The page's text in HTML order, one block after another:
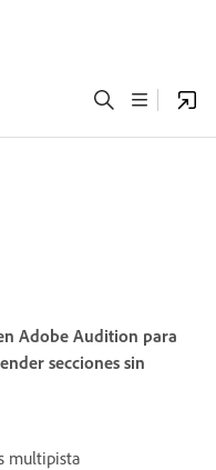
Adobe Audition para
secciones sin
multipista